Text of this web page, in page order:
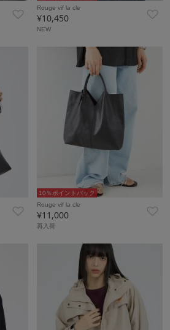
Rouge vif la cle
¥10,450
NEW
10％ポイントバック
Rouge vif la cle
¥11,000
再入荷